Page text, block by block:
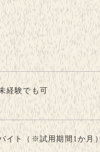
経験でも可
イト（※試用期間1か月